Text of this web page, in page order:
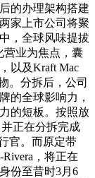
的办理架构搭建
家上市公司将聚
，全球风味提拔
营业为焦点，囊
以及Kraft Mac
。分拆后，公司
的全球影响力，
的短板。按照放
并正在分拆完成
官。而原定带
Rivera，将正在
份至昔时3月6